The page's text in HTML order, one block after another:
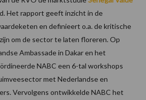
Het rapport geeft inzicht in de
en definieert o.a. de kritische
om de sector te laten floreren. Op
Ambassade in Dakar en het
NABC een 6-tal workshops
met Nederlandse en
Vervolgens ontwikkelde NABC het